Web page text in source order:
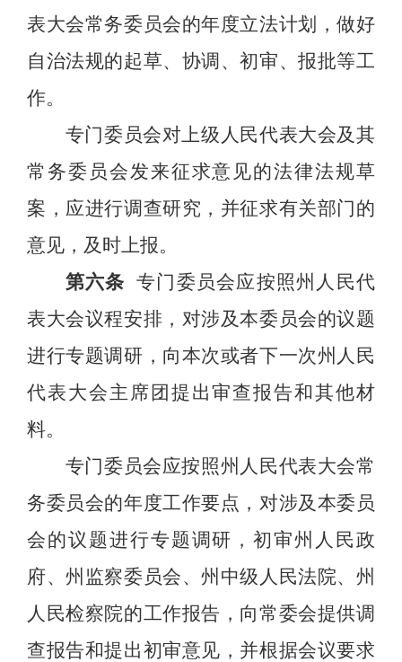
表大会常务委员会的年度立法计划，做好
自治法规的起草、协调、初审、报批等工
作。
专门委员会对上级人民代表大会及其
常务委员会发来征求意见的法律法规草
案，应进行调查研究，并征求有关部门的
意见，及时上报。
第六条 专门委员会应按照州人民代
表大会议程安排，对涉及本委员会的议题
进行专题调研，向本次或者下一次州人民
代表大会主席团提出审查报告和其他材
料。
专门委员会应按照州人民代表大会常
务委员会的年度工作要点，对涉及本委员
会的议题进行专题调研，初审州人民政
府、州监察委员会、州中级人民法院、州
人民检察院的工作报告，向常委会提供调
查报告和提出初审意见，并根据会议要求